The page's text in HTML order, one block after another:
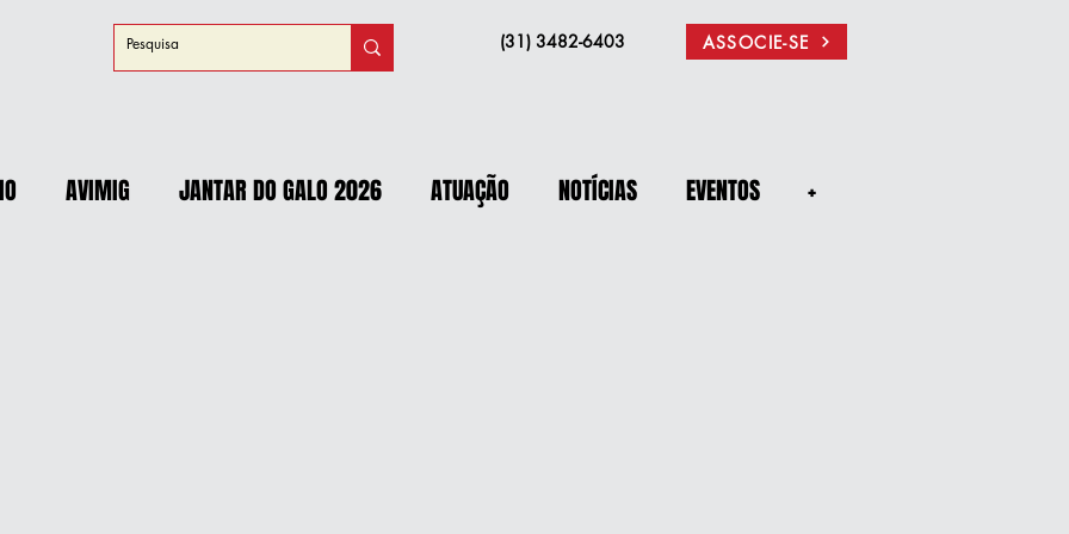
(31) 3482-6403 ASSOCIE-SE
AVIMIG JANTAR DO GALO 2026 ATUAÇÃO NOTÍCIAS EVENTOS +